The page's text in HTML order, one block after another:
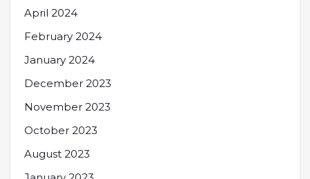
April 2024
February 2024
January 2024
December 2023
November 2023
October 2023
August 2023